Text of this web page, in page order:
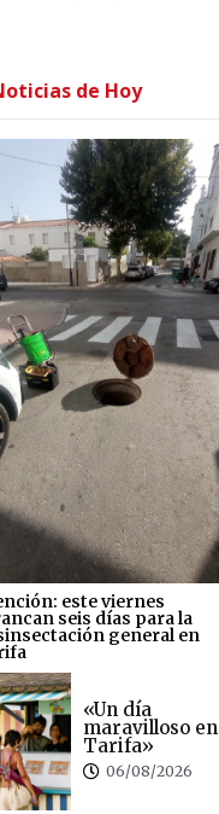
de Hoy
este viernes
seis días para la
general en
«Un día
maravilloso en
Tarifa»
06/08/2026